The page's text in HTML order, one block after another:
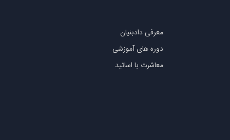
معرفی دادبنیان
دوره های آموزشی
معاشرت با اساتید